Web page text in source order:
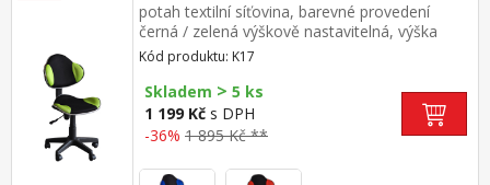
potah textilní síťovina, barevné provedení
černá / zelená výškově nastavitelná, výška
sedu 39-48 cm nastavitelná tuhost opěrky zad,
výška opěrky 45 cm doporučená nosnost do
100 kg
Kód produktu: K17
Skladem > 5 ks
1 199 Kč s DPH
-36% 1 895 Kč **